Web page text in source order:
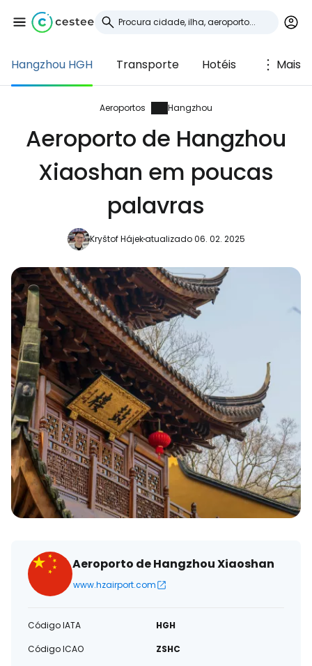
Hangzhou HGH Transporte Hotéis Mais
Aeroportos Hangzhou
Aeroporto de Hangzhou
Xiaoshan em poucas
palavras
Kryštof Hájekatualizado 06. 02. 2025
Aeroporto de Hangzhou Xiaoshan
www.hzairport.com
Código IATA
HGH
Código ICAO
ZSHC
Iniciar sessão no
Cestee
... a comunidade mundial de viajantes
Continuar com o Google
Continuar com o Facebook
Continuar com o correio
eletrónico